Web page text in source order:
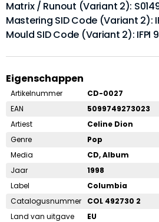
Matrix / Runout (Variant 2):
Mastering SID Code (Variant 2):
Mould SID Code (Variant 2): IFPI
Eigenschappen
Artikelnummer
CD-0027
EAN
5099749273023
Artiest
Celine Dion
Genre
Pop
Media
CD, Album
Jaar
1998
Label
Columbia
Catalogusnummer
COL 492730 2
Land van uitgave
EU